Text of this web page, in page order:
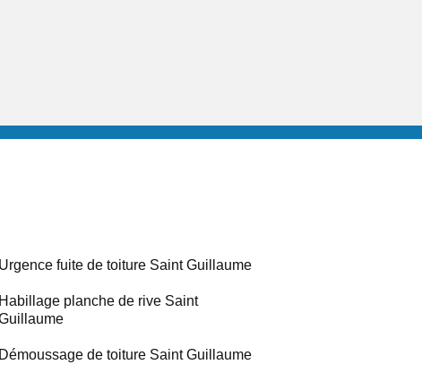
Urgence fuite de toiture Saint Guillaume
Habillage planche de rive Saint
Démoussage de toiture Saint Guillaume